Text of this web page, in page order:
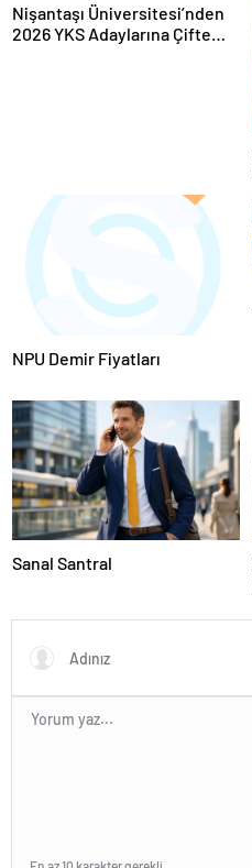
Nişantaşı Üniversitesi’nden
2026 YKS Adaylarına Çifte
NPU Demir Fiyatları
Sanal Santral